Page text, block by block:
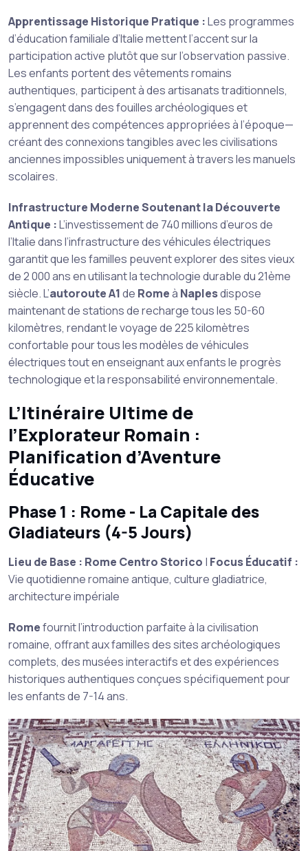
Apprentissage Historique Pratique :Les programmes
d’éducation familiale d’Italie mettent l’accent sur la
participation active plutôt que sur l’observation passive.
Les enfants portent des vêtements romains
authentiques, participent à des artisanats traditionnels,
s’engagent dans des fouilles archéologiques et
apprennent des compétences appropriées à l’époque—
créant des connexions tangibles avec les civilisations
anciennes impossibles uniquement à travers les manuels
scolaires.
Infrastructure Moderne Soutenant la Découverte
Antique :L’investissement de 740 millions d’euros de
l’Italie dans l’infrastructure des véhicules électriques
garantit que les familles peuvent explorer des sites vieux
de 2 000 ans en utilisant la technologie durable du 21ème
siècle. L’autoroute A1de Romeà Naplesdispose
maintenant de stations de recharge tous les 50-60
kilomètres, rendant le voyage de 225 kilomètres
confortable pour tous les modèles de véhicules
électriques tout en enseignant aux enfants le progrès
technologique et la responsabilité environnementale.
L’Itinéraire Ultime de
l’Explorateur Romain :
Planification d’Aventure
Éducative
Phase 1 : Rome - La Capitale des
Gladiateurs (4-5 Jours)
Lieu de Base : Rome Centro Storico | Focus Éducatif :
Vie quotidienne romaine antique, culture gladiatrice,
architecture impériale
Romefournit l’introduction parfaite à la civilisation
romaine, offrant aux familles des sites archéologiques
complets, des musées interactifs et des expériences
historiques authentiques conçues spécifiquement pour
les enfants de 7-14 ans.